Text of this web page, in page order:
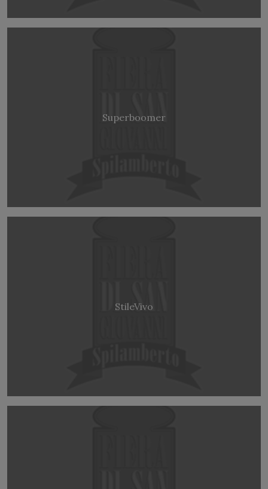
Superboomer
StileVivo